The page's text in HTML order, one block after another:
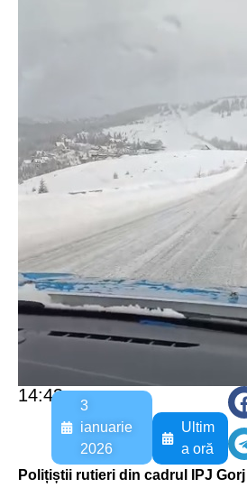
14:43
3
ianuarie
2026
Ultim
a oră
Polițiștii rutieri din cadrul IPJ